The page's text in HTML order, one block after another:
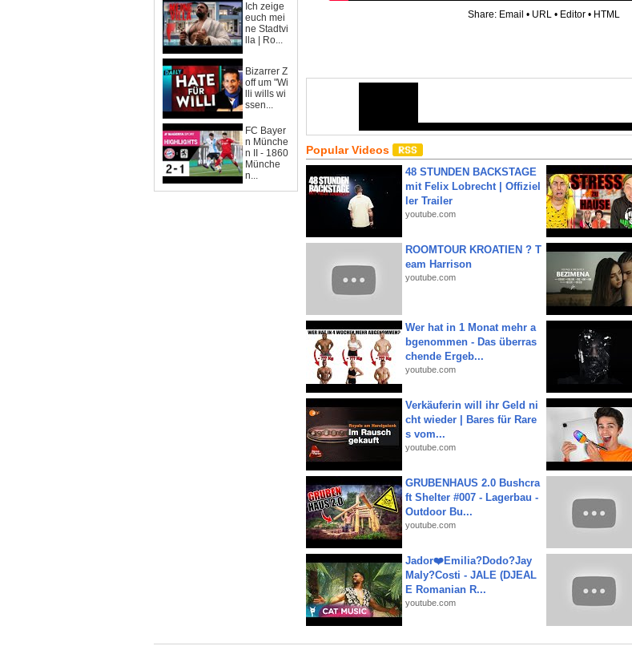
Ich zeige
euch mei
ne Stadtvi
lla | Ro...
Bizarrer Z
off um "Wi
lli wills wi
ssen...
FC Bayer
n Münche
n II - 1860
Münche
n...
Share: Email • URL • Editor • HTML
Popular Videos
48 STUNDEN BACKSTAGE
mit Felix Lobrecht | Offiziel
ler Trailer
youtube.com
ROOMTOUR KROATIEN ? T
eam Harrison
youtube.com
Wer hat in 1 Monat mehr a
bgenommen - Das überras
chende Ergeb...
youtube.com
Verkäuferin will ihr Geld ni
cht wieder | Bares für Rare
s vom...
youtube.com
GRUBENHAUS 2.0 Bushcra
ft Shelter #007 - Lagerbau -
Outdoor Bu...
youtube.com
Jador❤️Emilia?Dodo?Jay
Maly?Costi - JALE (DJEAL
E Romanian R...
youtube.com